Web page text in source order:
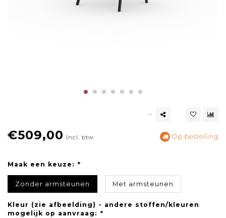
€509,00 Incl. btw Op bestelling
Maak een keuze: *
Zonder armsteunen Met armsteunen
Kleur (zie afbeelding) - andere stoffen/kleuren
mogelijk op aanvraag: *